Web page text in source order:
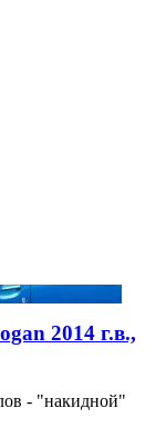
2014 г.в.,
- "накидной"